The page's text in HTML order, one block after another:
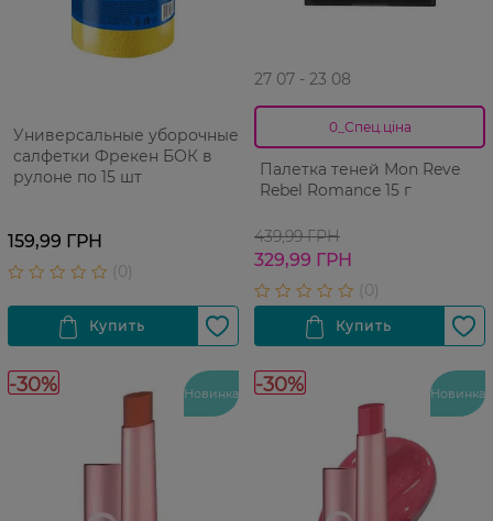
Универсальные уборочные
салфетки Фрекен БОК в
рулоне по 15 шт
159,99 ГРН
27 07 - 23 08
0_Спец.ціна
Палетка теней Mon Reve
Rebel Romance 15 г
439,99 ГРН
329,99 ГРН
-30% Новинка -30% Новинка